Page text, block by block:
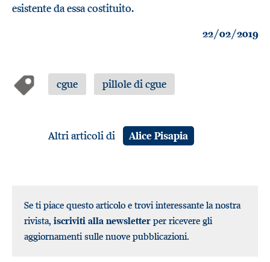
esistente da essa costituito.
22/02/2019
cgue pillole di cgue
Altri articoli di Alice Pisapia
Se ti piace questo articolo e trovi interessante la nostra
rivista, iscriviti alla newsletter per ricevere gli
aggiornamenti sulle nuove pubblicazioni.